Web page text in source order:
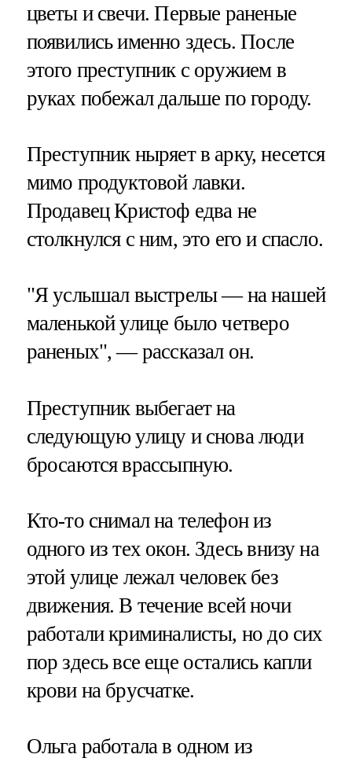
цветы и свечи. Первые раненые
появились именно здесь. После
этого преступник с оружием в
руках побежал дальше по городу.
Преступник ныряет в арку, несется
мимо продуктовой лавки.
Продавец Кристоф едва не
столкнулся с ним, это его и спасло.
"Я услышал выстрелы — на нашей
маленькой улице было четверо
раненых", — рассказал он.
Преступник выбегает на
следующую улицу и снова люди
бросаются врассыпную.
Кто-то снимал на телефон из
одного из тех окон. Здесь внизу на
этой улице лежал человек без
движения. В течение всей ночи
работали криминалисты, но до сих
пор здесь все еще остались капли
крови на брусчатке.
Ольга работала в одном из